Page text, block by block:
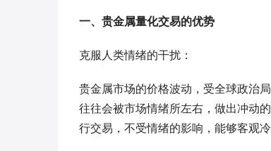
一、贵金属量化交易的优势
克服人类情绪的干扰：
贵金属市场的价格波动，受全球政治
往往会被市场情绪所左右，做出冲动
行交易，不受情绪的影响，能够客观